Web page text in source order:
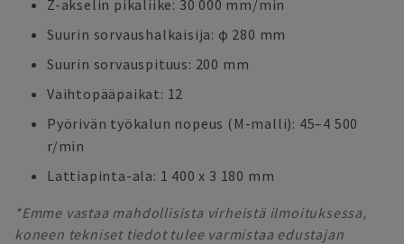
Z-akselin pikaliike: 30 000 mm/min
Suurin sorvaushalkaisija: ϕ 280 mm
Suurin sorvauspituus: 200 mm
Vaihtopääpaikat: 12
Pyörivän työkalun nopeus (M-malli): 45–4 500
r/min
Lattiapinta-ala: 1 400 x 3 180 mm
*Emme vastaa mahdollisista virheistä ilmoituksessa,
koneen tekniset tiedot tulee varmistaa edustajan